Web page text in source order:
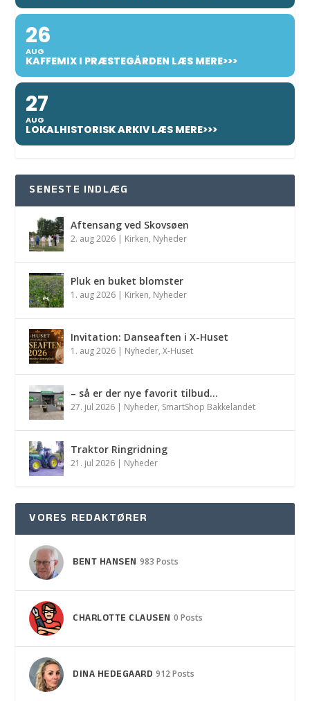
26
AUG
KAFFEMIX I PRÆSTEGÅRDEN LÆS MERE>>>
27
AUG
LOKALHISTORISK ARKIV LÆS MERE>>>
SENESTE INDLÆG
Aftensang ved Skovsøen
2. aug 2026 | Kirken, Nyheder
Pluk en buket blomster
1. aug 2026 | Kirken, Nyheder
Invitation: Danseaften i X-Huset
1. aug 2026 | Nyheder,X-Huset
– så er der nye favorit tilbud…
27. jul 2026 | Nyheder, SmartShop Bakkelandet
Traktor Ringridning
21. jul 2026 | Nyheder
VORES REDAKTØRER
BENT HANSEN 983 Posts
CHARLOTTE CLAUSEN 0 Posts
DINA HEDEGAARD 912 Posts